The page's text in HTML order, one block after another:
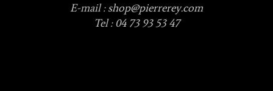
E-mail :shop@pierrerey.com
Tel : 04 73 93 53 47